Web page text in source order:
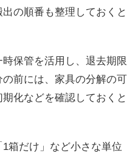
の順番も整理しておくと
保管を活用し、退去期限
前には、家具の分解の可
化などを確認しておくと
箱だけ」など小さな単位